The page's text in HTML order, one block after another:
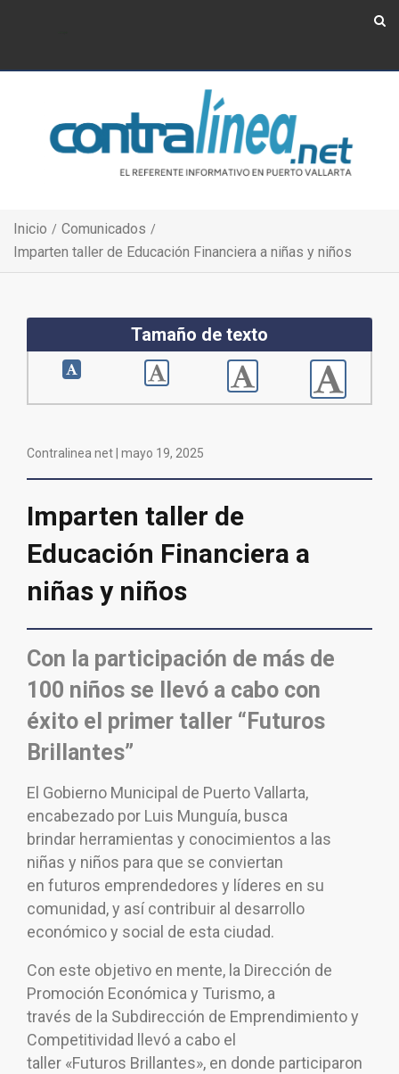
Inicio
Comunicados
Imparten taller de Educación Financiera a niñas y niños
Tamaño de texto
Contralinea net | mayo 19, 2025
Imparten taller de
Educación Financiera a
niñas y niños
Con la participación de más de
100 niños se llevó a cabo con
éxito el primer taller “Futuros
Brillantes”
El Gobierno Municipal de Puerto Vallarta,
encabezado por Luis Munguía, busca
brindar herramientas y conocimientos a las
niñas y niños para que se conviertan
en futuros emprendedores y líderes en su
comunidad, y así contribuir al desarrollo
económico y social de esta ciudad.
Con este objetivo en mente, la Dirección de
Promoción Económica y Turismo, a
través de la Subdirección de Emprendimiento y
Competitividad llevó a cabo el
taller «Futuros Brillantes», en donde participaron